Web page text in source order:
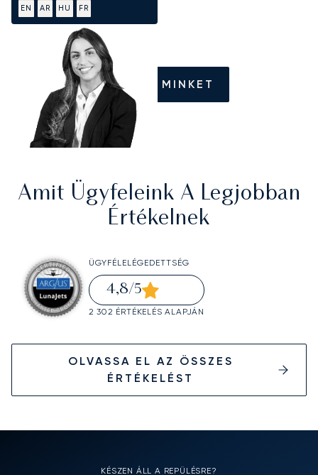
EN AR HU FR
HÍVJON MINKET
Amit Ügyfeleink A Legjobban
Értékelnek
ÜGYFÉLELÉGEDETTSÉG
4,8/5
2 302 ÉRTÉKELÉS ALAPJÁN
OLVASSA EL AZ ÖSSZES
ÉRTÉKELÉST
KÉSZEN ÁLL A REPÜLÉSRE?